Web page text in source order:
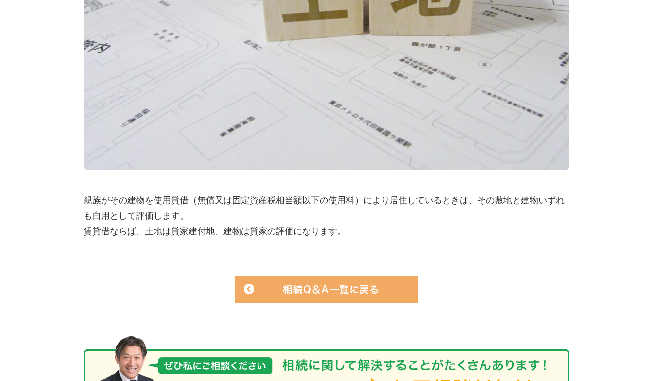
親族がその建物を使用貸借（無償又は固定資産税相当額以下の使用料）により居住しているときは、その敷地と建物いずれ
も自用として評価します。
賃貸借ならば、土地は貸家建付地、建物は貸家の評価になります。